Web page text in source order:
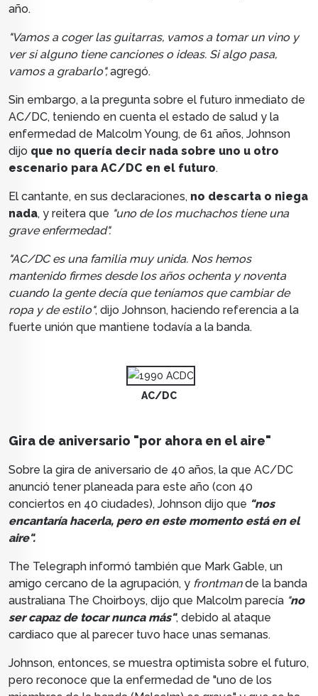
año.
"Vamos a coger las guitarras, vamos a tomar un vino y
ver si alguno tiene canciones o ideas. Si algo pasa,
vamos a grabarlo",agregó.
Sin embargo, a la pregunta sobre el futuro inmediato de
AC/DC, teniendo en cuenta el estado de salud y la
enfermedad de Malcolm Young, de 61 años, Johnson
dijo que no quería decir nada sobre uno u otro
escenario para AC/DC en el futuro.
El cantante, en sus declaraciones, no descarta o niega
nada, y reitera que "uno de los muchachos tiene una
grave enfermedad".
"AC/DC es una familia muy unida. Nos hemos
mantenido firmes desde los años ochenta y noventa
cuando la gente decía que teníamos que cambiar de
ropa y de estilo", dijo Johnson, haciendo referencia a la
fuerte unión que mantiene todavía a la banda.
AC/DC
Gira de aniversario "por ahora en el aire"
Sobre la gira de aniversario de 40 años, la que AC/DC
anunció tener planeada para este año (con 40
conciertos en 40 ciudades), Johnson dijo que "nos
encantaría hacerla, pero en este momento está en el
aire".
The Telegraph informó también que Mark Gable, un
amigo cercano de la agrupación, y frontmande la banda
australiana The Choirboys, dijo que Malcolm parecía "no
ser capaz de tocar nunca más", debido al ataque
cardiaco que al parecer tuvo hace unas semanas.
Johnson, entonces, se muestra optimista sobre el futuro,
pero reconoce que la enfermedad de "uno de los